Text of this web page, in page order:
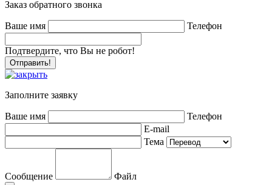
Заказ обратного звонка
Ваше имя Телефон
Подтвердите, что Вы не робот!
Заполните заявку
Ваше имя
Телефон
E-mail
Тема
Сообщение
Файл